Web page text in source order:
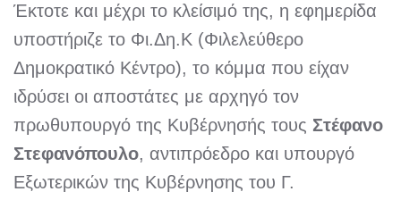
Έκτοτε και μέχρι το κλείσιμό της, η εφημερίδα
υποστήριζε το Φι.Δη.Κ (Φιλελεύθερο
Δημοκρατικό Κέντρο), το κόμμα που είχαν
ιδρύσει οι αποστάτες με αρχηγό τον
πρωθυπουργό της Κυβέρνησής τους Στέφανο
Στεφανόπουλο, αντιπρόεδρο και υπουργό
Εξωτερικών της Κυβέρνησης του Γ.